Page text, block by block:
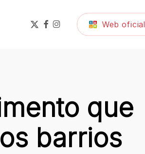
x-
twitter
facebook
instagram Web oficial
que
barrios